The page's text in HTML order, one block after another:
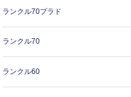
ランクル70プラド
ランクル70
ランクル60